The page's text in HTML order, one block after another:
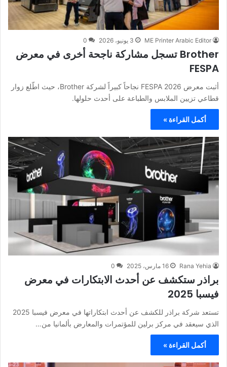
ME Printer Arabic Editor 3 يونيو، 2026 0
Brother تسجل مشاركة ناجحة أخرى في معرض
FESPA
أثبت معرض FESPA 2026 نجاحاً كبيراً لشركة Brother، حيث اطّلع زوار
قطاعي تزيين الملابس والطباعة على أحدث حلولها.
أكمل القراءة »
Rana Yehia 16 مارس، 2025 0
براذر ستكشف عن أحدث الابتكارات في معرض
فيسبا 2025
تستعد شركة براذر للكشف عن أحدث ابتكاراتها في معرض فيسبا 2025
الذي سيعقد في مركز برلين للمؤتمرات والمعارض بألمانيا من…
أكمل القراءة »